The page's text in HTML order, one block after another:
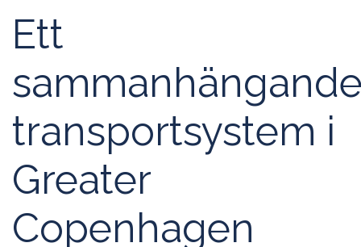
Ett
transportsystem i
Greater
Copenhagen